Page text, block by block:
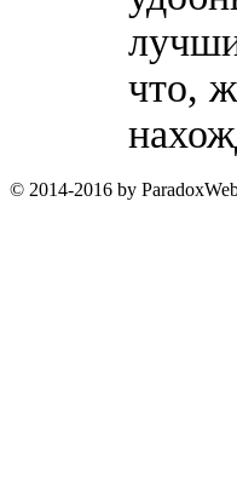
что,
© 2014-2016 by